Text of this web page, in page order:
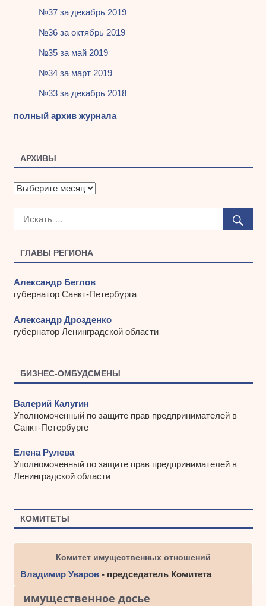
ГЛАВЫ РЕГИОНА
Александр Беглов
губернатор Санкт-Петербурга
Александр Дрозденко
губернатор Ленинградской области
БИЗНЕС-ОМБУДСМЕНЫ
Валерий Калугин
Уполномоченный по защите прав предпринимателей в
Санкт-Петербурге
Елена Рулева
Уполномоченный по защите прав предпринимателей в
Ленинградской области
КОМИТЕТЫ
Комитет имущественных отношений
Владимир Уваров- председатель Комитета
имущественное досье
№37 за декабрь 2019
№36 за октябрь 2019
№35 за май 2019
№34 за март 2019
№33 за декабрь 2018
полный архив журнала
АРХИВЫ
А
х
ы